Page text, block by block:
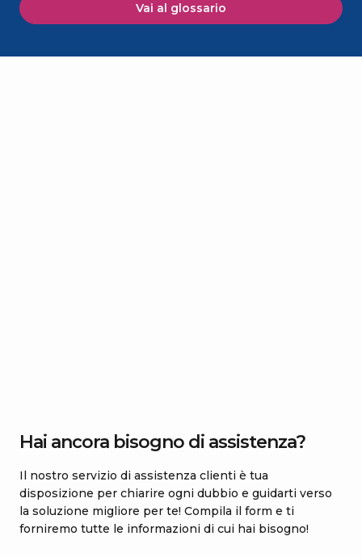
Vai al glossario
Hai ancora bisogno di assistenza?
Il nostro servizio di assistenza clienti è tua
disposizione per chiarire ogni dubbio e guidarti verso
la soluzione migliore per te! Compila il form e ti
forniremo tutte le informazioni di cui hai bisogno!